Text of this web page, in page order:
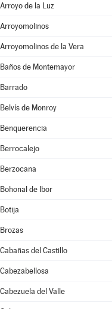
Arroyo de la Luz
Arroyomolinos
Arroyomolinos de la Vera
Baños de Montemayor
Barrado
Belvís de Monroy
Benquerencia
Berrocalejo
Berzocana
Bohonal de Ibor
Botija
Brozas
Cabañas del Castillo
Cabezabellosa
Cabezuela del Valle